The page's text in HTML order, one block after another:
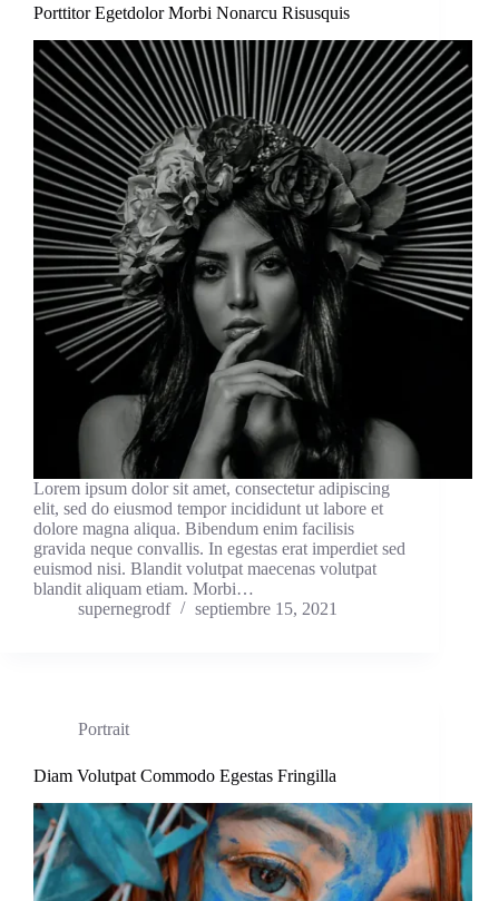
Porttitor Egetdolor Morbi Nonarcu Risusquis
Lorem ipsum dolor sit amet, consectetur adipiscing
elit, sed do eiusmod tempor incididunt ut labore et
dolore magna aliqua. Bibendum enim facilisis
gravida neque convallis. In egestas erat imperdiet sed
euismod nisi. Blandit volutpat maecenas volutpat
blandit aliquam etiam. Morbi…
supernegrodf
septiembre 15, 2021
Portrait
Diam Volutpat Commodo Egestas Fringilla